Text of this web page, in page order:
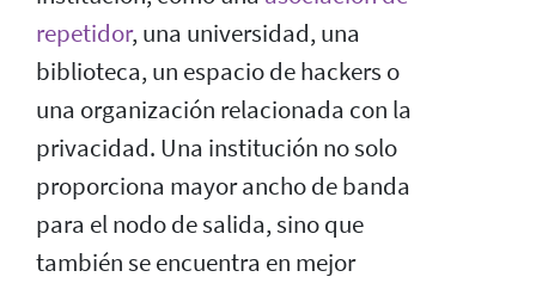
repetidor, una universidad, una
biblioteca, un espacio de hackers o
una organización relacionada con la
privacidad. Una institución no solo
proporciona mayor ancho de banda
para el nodo de salida, sino que
también se encuentra en mejor